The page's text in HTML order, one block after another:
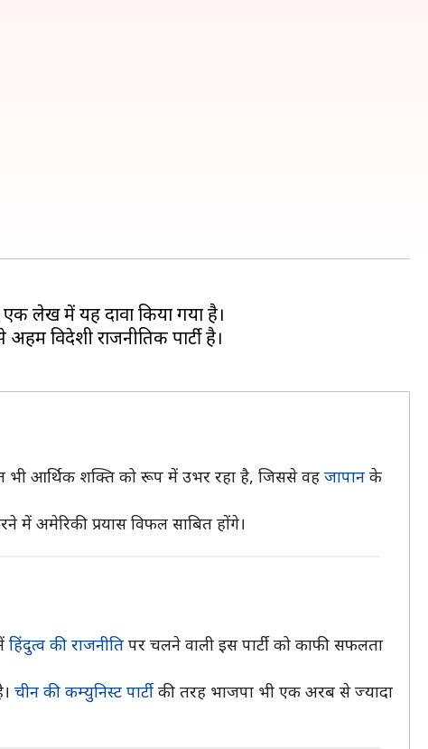
लेख में यह दावा किया गया है।
विदेशी राजनीतिक पार्टी है।
भी आर्थिक शक्ति को रूप में उभर रहा है, जिससे वह जापान के
अमेरिकी प्रयास विफल साबित होंगे।
हिंदुत्व की राजनीति पर चलने वाली इस पार्टी को काफी सफलता
चीन की कम्युनिस्ट पार्टीकी तरह भाजपा भी एक अरब से ज्यादा